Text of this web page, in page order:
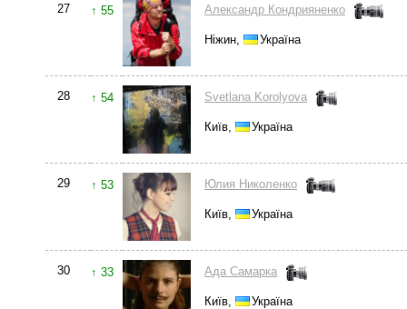
27 ↑ 55 Александр Кондрияненко
Ніжин, Україна
28 ↑ 54 Svetlana Korolyova
Київ, Україна
29 ↑ 53 Юлия Николенко
Київ, Україна
30 ↑ 33 Aда Самарка
Київ, Україна